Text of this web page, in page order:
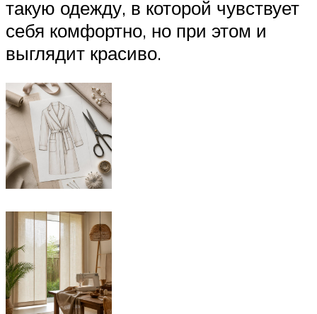
такую одежду, в которой чувствует
себя комфортно, но при этом и
выглядит красиво.